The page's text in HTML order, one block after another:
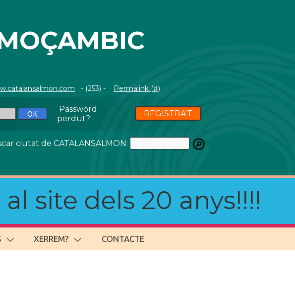
- (253) - Permalink (#)
Password
perdut?
REGISTRA'T
ciutat de CATALANSALMON:
site dels 20 anys!!!!
XERREM? CONTACTE